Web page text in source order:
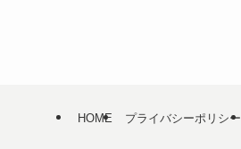
HOME プライバシーポリシー